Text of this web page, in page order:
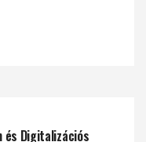
és Digitalizációs